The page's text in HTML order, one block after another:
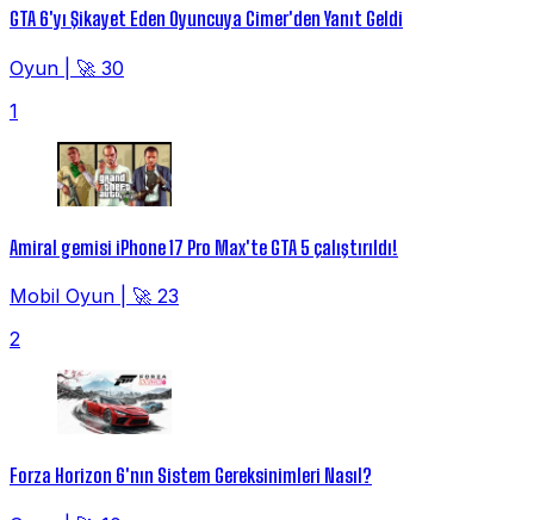
GTA 6'yı Şikayet Eden Oyuncuya Cimer'den Yanıt Geldi
Oyun
🚀 30
1
Amiral gemisi iPhone 17 Pro Max'te GTA 5 çalıştırıldı!
Mobil Oyun
🚀 23
2
Forza Horizon 6'nın Sistem Gereksinimleri Nasıl?